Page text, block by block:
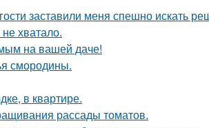
заставили меня спешно искать
хватало.
на вашей даче!
смородины.
в квартире.
рассады томатов.